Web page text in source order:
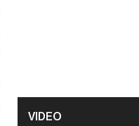
VIDEO